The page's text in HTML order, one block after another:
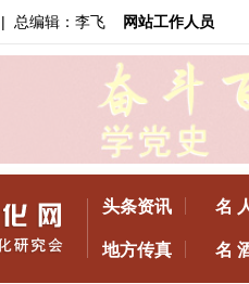
| 总编辑：李飞 网站工作人员
头条资讯 名
地方传真 名